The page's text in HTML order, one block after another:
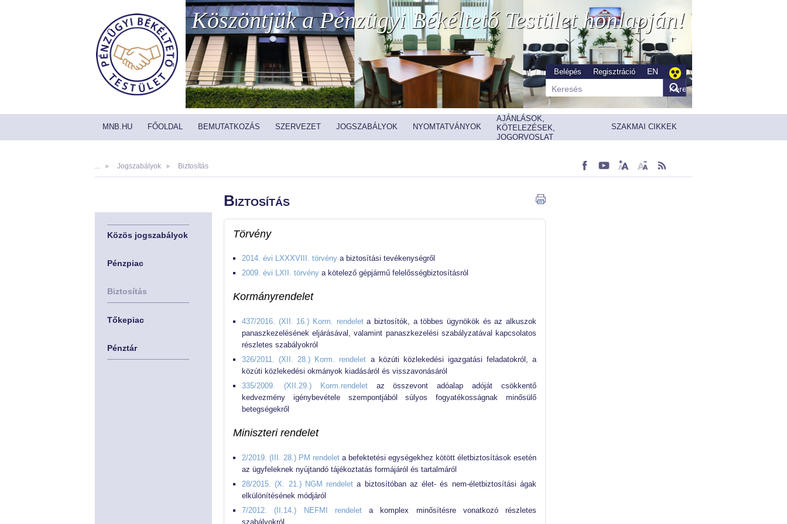
Köszöntjük a Pénzügyi Békéltető Testület honlapján!
MNB.HU FŐOLDAL BEMUTATKOZÁS SZERVEZET JOGSZABÁLYOK NYOMTATVÁNYOK
AJÁNLÁSOK,
KÖTELEZÉSEK,
JOGORVOSLAT
SZAKMAI CIKKEK
Belépés Regisztráció EN
... Jogszabályok Biztosítás
Közös jogszabályok
Pénzpiac
Biztosítás
Tőkepiac
Pénztár
Biztosítás
Törvény
2014. évi LXXXVIII. törvény a biztosítási tevékenységről
2009. évi LXII. törvény a kötelező gépjármű felelősségbiztosításról
Kormányrendelet
437/2016. (XII. 16.) Korm. rendeleta biztosítók, a többes ügynökök és az alkuszok
panaszkezelésének eljárásával, valamint panaszkezelési szabályzatával kapcsolatos
részletes szabályokról
326/2011. (XII. 28.) Korm. rendelet a közúti közlekedési igazgatási feladatokról, a
közúti közlekedési okmányok kiadásáról és visszavonásáról
335/2009. (XII.29.) Korm.rendelet az összevont adóalap adóját csökkentő
kedvezmény igénybevétele szempontjából súlyos fogyatékosságnak minősülő
betegségekről
Miniszteri rendelet
2/2019. (III. 28.) PM rendelet a befektetési egységekhez kötött életbiztosítások esetén
az ügyfeleknek nyújtandó tájékoztatás formájáról és tartalmáról
28/2015. (X. 21.) NGM rendeleta biztosítóban az élet- és nem-életbiztosítási ágak
elkülönítésének módjáról
7/2012. (II.14.) NEFMI rendelet
a komplex minősítésre vonatkozó részletes
szabályokról